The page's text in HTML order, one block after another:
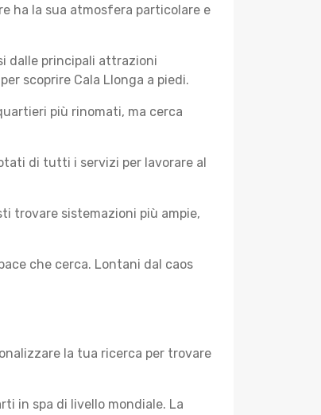
ha la sua atmosfera particolare e
dalle principali attrazioni
scoprire Cala Llonga a piedi.
più rinomati, ma cerca
di tutti i servizi per lavorare al
trovare sistemazioni più ampie,
che cerca. Lontani dal caos
la tua ricerca per trovare
in spa di livello mondiale. La